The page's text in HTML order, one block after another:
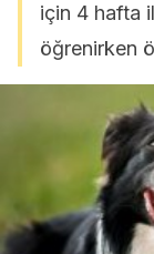
için 4 hafta
öğrenirken